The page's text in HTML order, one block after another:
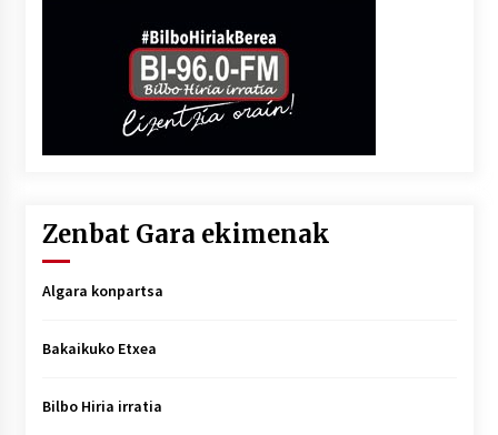
Zenbat Gara ekimenak
Algara konpartsa
Bakaikuko Etxea
Bilbo Hiria irratia